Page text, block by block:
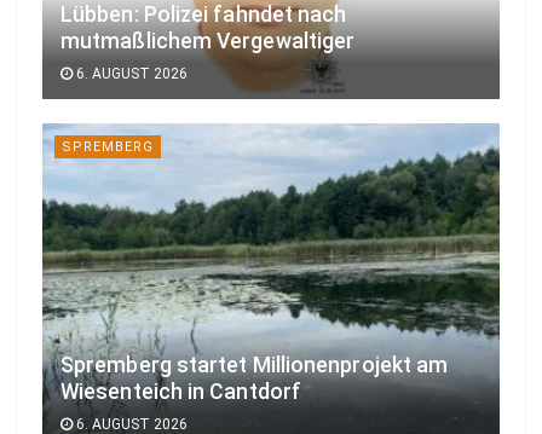
Lübben: Polizei fahndet nach
mutmaßlichem Vergewaltiger
6. AUGUST 2026
SPREMBERG
Spremberg startet Millionenprojekt am
Wiesenteich in Cantdorf
6. AUGUST 2026